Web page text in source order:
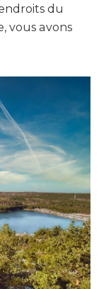
du
vous avons